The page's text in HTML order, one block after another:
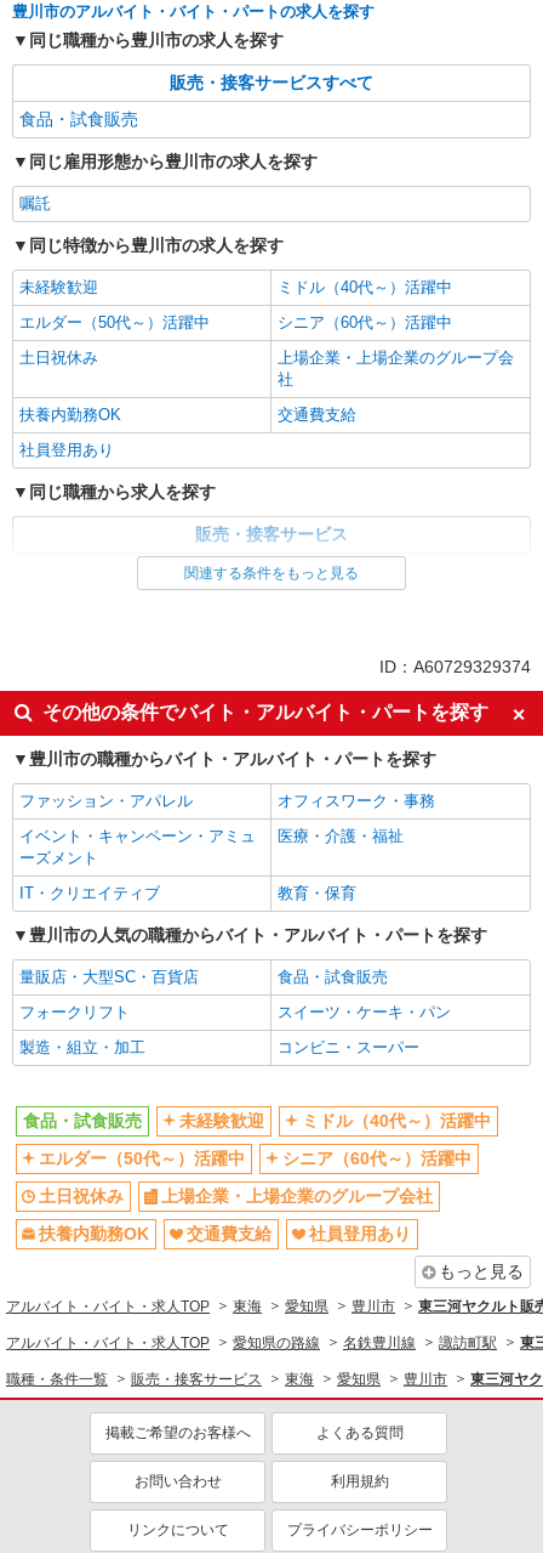
豊川市のアルバイト・バイト・パートの求人を探す
同じ職種から豊川市の求人を探す
販売・接客サービスすべて
食品・試食販売
同じ雇用形態から豊川市の求人を探す
嘱託
同じ特徴から豊川市の求人を探す
未経験歓迎
ミドル（40代～）活躍中
エルダー（50代～）活躍中
シニア（60代～）活躍中
土日祝休み
上場企業・上場企業のグループ会
社
扶養内勤務OK
交通費支給
社員登用あり
同じ職種から求人を探す
販売・接客サービス
土日祝休み
上場企業・上場企業のグループ会
社
扶養内勤務OK
交通費支給
社員登用あり
関連する条件をもっと見る
ID：A60729329374
その他の条件でバイト・アルバイト・パートを探す
豊川市の職種からバイト・アルバイト・パートを探す
ファッション・アパレル
オフィスワーク・事務
イベント・キャンペーン・アミュ
ーズメント
医療・介護・福祉
IT・クリエイティブ 教育・保育
豊川市の人気の職種からバイト・アルバイト・パートを探す
量販店・大型SC・百貨店
食品・試食販売
フォークリフト
スイーツ・ケーキ・パン
製造・組立・加工
コンビニ・スーパー
食品・試食販売 未経験歓迎
ミドル（40代～）活躍中
エルダー（50代～）活躍中
シニア（60代～）活躍中
土日祝休み
上場企業・上場企業のグループ会社
扶養内勤務OK
交通費支給
社員登用あり
もっと見る
アルバイト・バイト・求人TOP 東海 愛知県 豊川市 東三河ヤクルト販
アルバイト・バイト・求人TOP 愛知県の路線 名鉄豊川線 諏訪町駅 東
職種・条件一覧 販売・接客サービス 東海 愛知県 豊川市 東三河ヤ
掲載ご希望のお客様へ よくある質問
お問い合わせ 利用規約
リンクについて プライバシーポリシー